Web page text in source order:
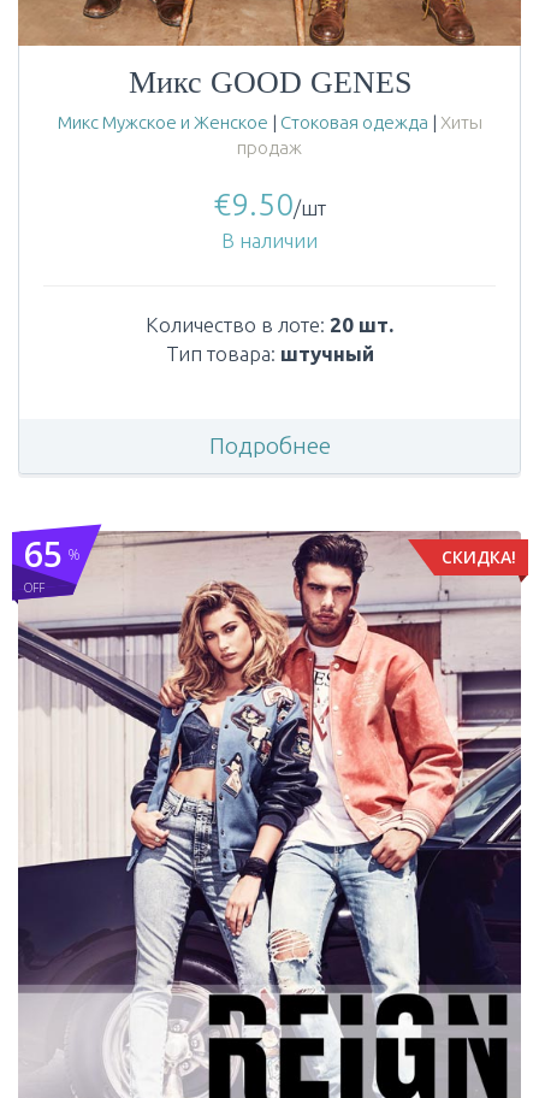
Микс GOOD GENES
Микс Мужское и Женское | Стоковая одежда | Хиты
продаж
€9.50/шт
В наличии
Количество в лоте: 20 шт.
Тип товара: штучный
Подробнее
СКИДКА!
%
OFF
65